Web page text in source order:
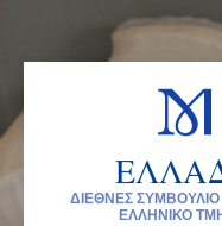
ΔΙΕΘΝΕΣ
ΕΛΛΗΝΙΚΟ